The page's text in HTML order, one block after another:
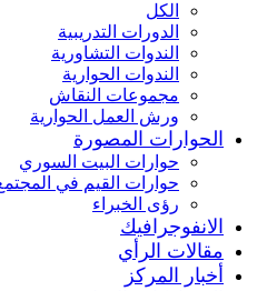
الكل
الدورات التدريبية
الندوات التشاورية
الندوات الحوارية
مجموعات النقاش
ورش العمل الحوارية
الحوارات المصورة
حوارات البيت السوري
حوارات القيم في
رؤى الخبراء
الانفوجرافيك
مقالات الرأي
أخبار المركز